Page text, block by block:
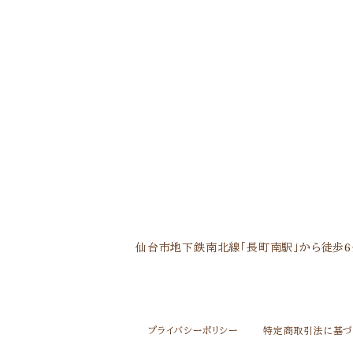
仙台市地下鉄南北線「長町南駅」から徒歩
プライバシーポリシー 特定商取引法に基